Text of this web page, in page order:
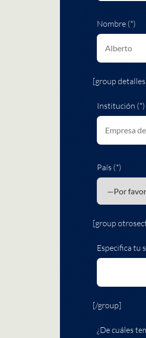
Nombre (*)
[group
Institución (*)
País (*)
[group
Especifica tu
[/group]
¿De cuáles